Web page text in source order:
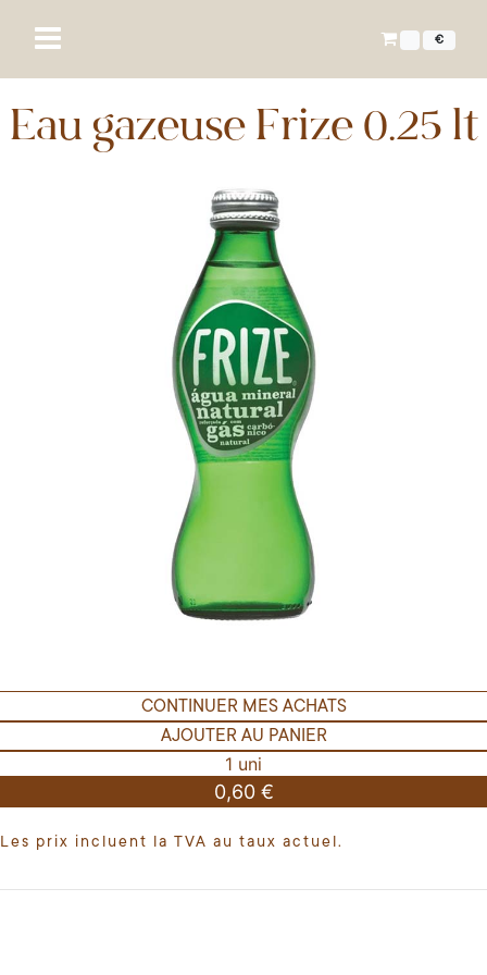
€
Eau gazeuse Frize 0.25 lt
CONTINUER MES ACHATS
AJOUTER AU PANIER
1 uni
0,60 €
Les prix incluent la TVA au taux actuel.